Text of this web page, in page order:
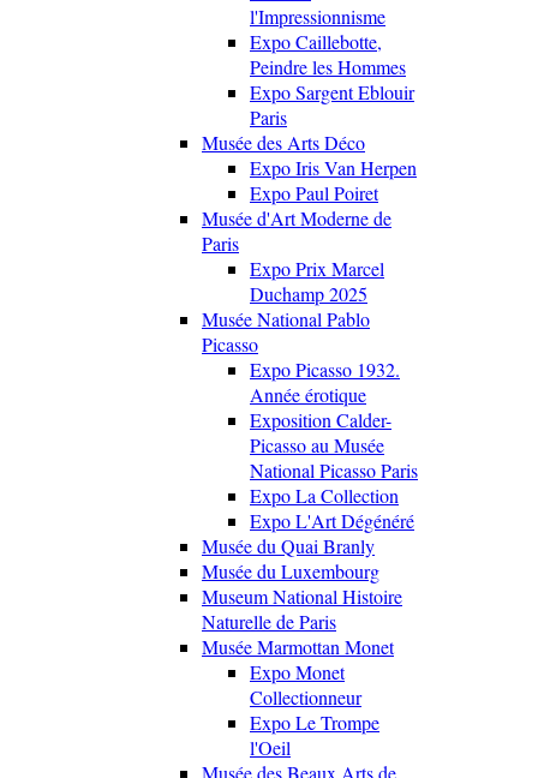
l'Impressionnisme
Expo Caillebotte,
Peindre les Hommes
Expo Sargent Eblouir
Paris
Musée des Arts Déco
Expo Iris Van Herpen
Expo Paul Poiret
Musée d'Art Moderne de
Paris
Expo Prix Marcel
Duchamp 2025
Musée National Pablo
Picasso
Expo Picasso 1932.
Année érotique
Exposition Calder-
Picasso au Musée
National Picasso Paris
Expo La Collection
Expo L'Art Dégénéré
Musée du Quai Branly
Musée du Luxembourg
Museum National Histoire
Naturelle de Paris
Musée Marmottan Monet
Expo Monet
Collectionneur
Expo Le Trompe
l'Oeil